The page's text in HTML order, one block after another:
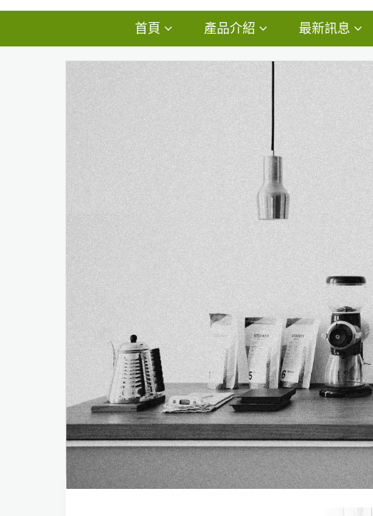
首頁 產品介紹 最新訊息